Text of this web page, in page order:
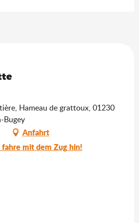
Hameau de grattoux, 01230
Bugey
Anfahrt
fahre mit dem Zug hin!